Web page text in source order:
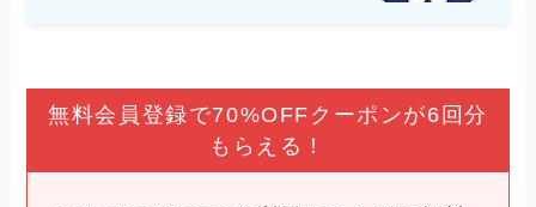
無料会員登録で70%OFFクーポンが6回分
もらえる！